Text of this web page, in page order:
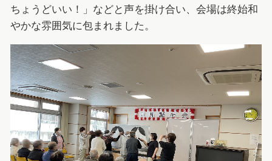
ちょうどいい！」などと声を掛け合い、会場は終始和
やかな雰囲気に包まれました。